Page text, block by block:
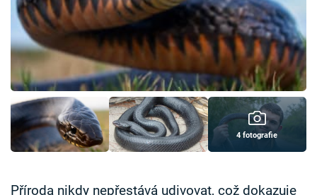
TV Program
Časopis
Sledujte prima+
Přihlášení
Sledujte nás
4 fotografie
Příroda nikdy nepřestává udivovat, což dokazuje